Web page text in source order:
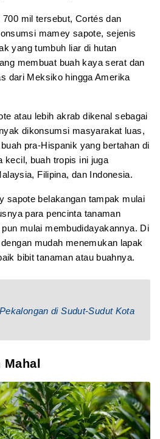
mil tersebut, Cortés dan
mamey sapote, sejenis
yang tumbuh liar di hutan
membuat buah kaya serat dan
dari Meksiko hingga Amerika
atau lebih akrab dikenal sebagai
dikonsumsi masyarakat luas,
pra-Hispanik yang bertahan di
kecil, buah tropis ini juga
Filipina, dan Indonesia.
sapote belakangan tampak mulai
para pencinta tanaman
mulai membudidayakannya. Di
mudah menemukan lapak
bibit tanaman atau buahnya.
di Sudut-Sudut Kota